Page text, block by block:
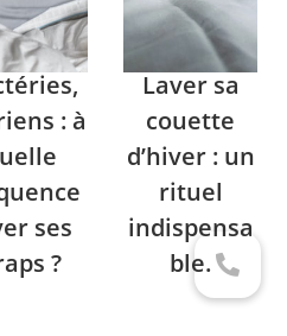
: à
ses
?
Laver sa
couette
d’hiver : un
rituel
indispensa
ble.